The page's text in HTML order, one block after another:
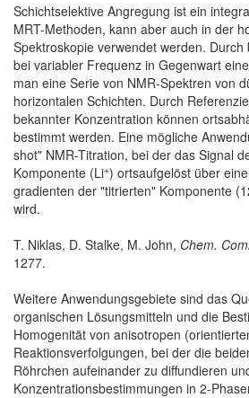
Schichtselektive Angregung ist ein
MRT-Methoden, kann aber auch in der
Spektroskopie verwendet werden.
bei variabler Frequenz in Gegenwart
man eine Serie von NMR-Spektren von
horizontalen Schichten. Durch
bekannter Konzentration können
bestimmt werden. Eine mögliche
shot" NMR-Titration, bei der das Signal
Komponente (Li+) ortsaufgelöst über
gradienten der "titrierten" Komponente
wird.
T. Niklas, D. Stalke, M. John, Chem.
1277.
Weitere Anwendungsgebiete sind das
organischen Lösungsmitteln und die
Homogenität von anisotropen
Reaktionsverfolgungen, bei der die
Röhrchen aufeinander zu diffundieren
Konzentrationsbestimmungen in 2-